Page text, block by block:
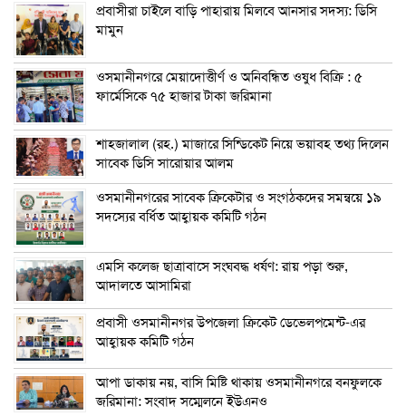
প্রবাসীরা চাইলে বাড়ি পাহারায় মিলবে আনসার সদস্য: ডিসি
মামুন
ওসমানীনগরে মেয়াদোত্তীর্ণ ও অনিবন্ধিত ওষুধ বিক্রি : ৫
ফার্মেসিকে ৭৫ হাজার টাকা জরিমানা
শাহজালাল (রহ.) মাজারে সিন্ডিকেট নিয়ে ভয়াবহ তথ্য দিলেন
সাবেক ডিসি সারোয়ার আলম
ওসমানীনগরের সাবেক ক্রিকেটার ও সংগঠকদের সমন্বয়ে ১৯
সদস্যের বর্ধিত আহ্বায়ক কমিটি গঠন
এম‌সি কলেজ ছাত্রাবাসে সংঘবদ্ধ ধর্ষণ: রায় পড়া শুরু,
আদালতে আসামিরা
প্রবাসী ওসমানীনগর উপজেলা ক্রিকেট ডেভেলপমেন্ট-এর
আহ্বায়ক কমিটি গঠন
আপা ডাকায় নয়, বাসি মিষ্টি থাকায় ওসমানীনগরে বনফুলকে
জরিমানা: সংবাদ সম্মেলনে ইউএনও